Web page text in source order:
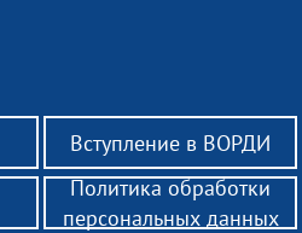
Вступление в ВОРДИ
Политика обработки
персональных данных